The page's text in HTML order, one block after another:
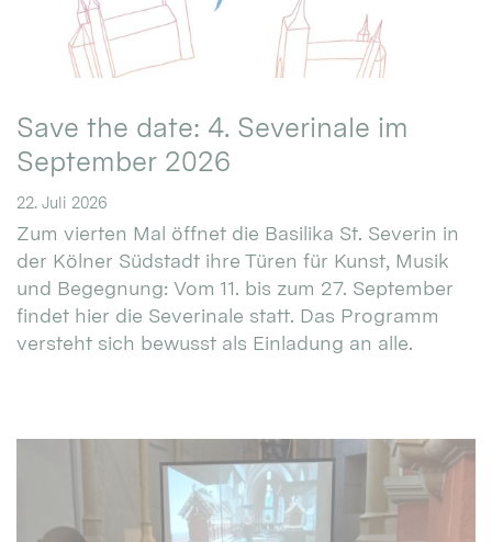
Save the date: 4. Severinale im
September 2026
22. Juli 2026
Zum vierten Mal öffnet die Basilika St. Severin in
der Kölner Südstadt ihre Türen für Kunst, Musik
und Begegnung: Vom 11. bis zum 27. September
findet hier die Severinale statt. Das Programm
versteht sich bewusst als Einladung an alle.